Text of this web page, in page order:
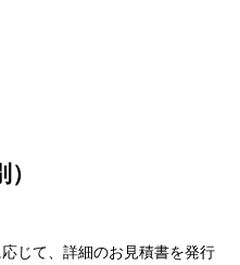
て、詳細のお見積書を発行